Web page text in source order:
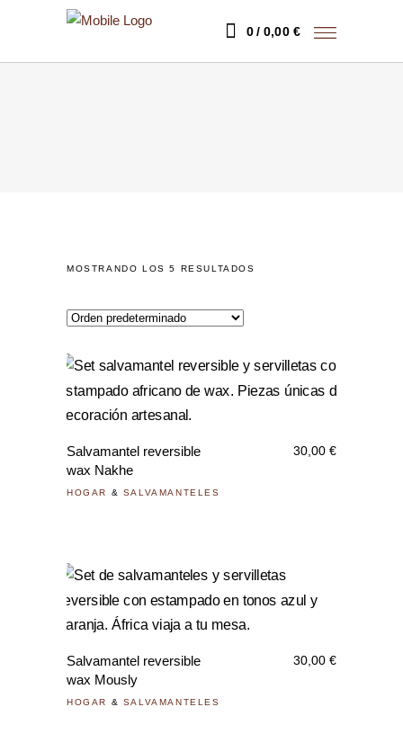
0 0,00 €
MOSTRANDO LOS 5 RESULTADOS
Salvamantel reversible
wax Nakhe
30,00 €
HOGAR & SALVAMANTELES
Salvamantel reversible
wax Mously
30,00 €
HOGAR & SALVAMANTELES